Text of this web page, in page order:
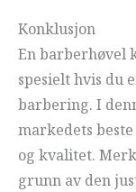
Konklusjon
En barberhøvel
spesielt hvis du
barbering. I
markedets
og kvalitet.
grunn av den